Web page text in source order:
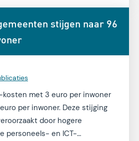
de ICT Benchmark
M&I/Partners uitgevoerd bij
stijgen naar 96
kosten met 3 euro per inwoner
per inwoner. Deze stijging
door hogere
personeels- en ICT-